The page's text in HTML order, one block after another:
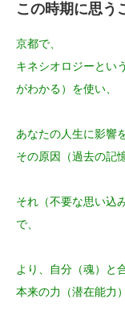
この時期に思う
京都で、
キネシオロジーとい
がわかる）を使い、
あなたの人生に影響
その原因（過去の記
それ（不要な思い込
で、
より、自分（魂）と
本来の力（潜在能力